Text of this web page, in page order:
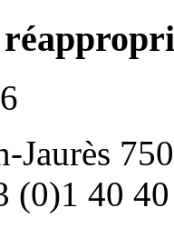
Jaurès
(0)1 40